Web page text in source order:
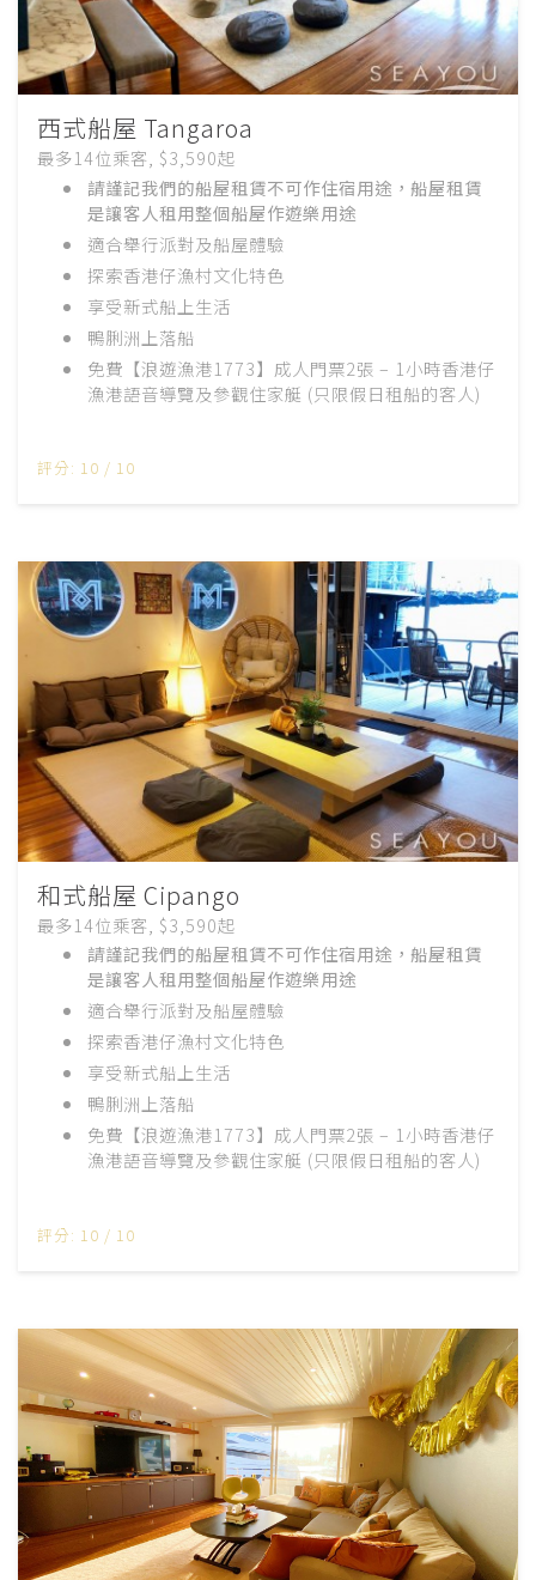
西式船屋 Tangaroa
最多14位乘客, $3,590起
請謹記我們的船屋租賃不可作住宿用途，船屋租賃
是讓客人租用整個船屋作遊樂用途
適合舉行派對及船屋體驗
探索香港仔漁村文化特色
享受新式船上生活
鴨脷洲上落船
免費【浪遊漁港1773】成人門票2張 – 1小時香港仔
漁港語音導覽及參觀住家艇 (只限假日租船的客人)
評分: 10 / 10
和式船屋 Cipango
最多14位乘客, $3,590起
請謹記我們的船屋租賃不可作住宿用途，船屋租賃
是讓客人租用整個船屋作遊樂用途
適合舉行派對及船屋體驗
探索香港仔漁村文化特色
享受新式船上生活
鴨脷洲上落船
免費【浪遊漁港1773】成人門票2張 – 1小時香港仔
漁港語音導覽及參觀住家艇 (只限假日租船的客人)
評分: 10 / 10